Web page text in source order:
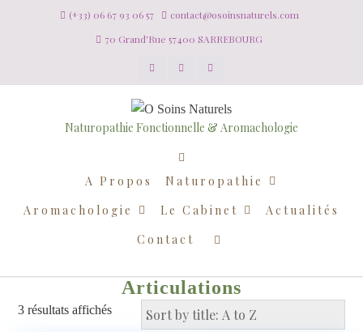
(+33) 06 67 93 06 57
contact@osoinsnaturels.com
70 Grand'Rue 57400 SARREBOURG
Naturopathie Fonctionnelle & Aromachologie
A Propos
Naturopathie
Aromachologie
Le Cabinet
Actualités
Contact
Articulations
3 résultats affichés